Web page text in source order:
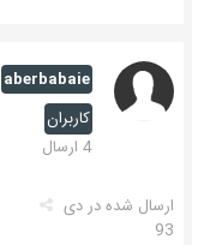
aberbabaie
کاربران
4 ارسال
ارسال شده دردی
93